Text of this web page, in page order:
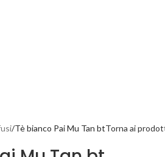
Tè bianco Pai Mu Tan btTorna ai